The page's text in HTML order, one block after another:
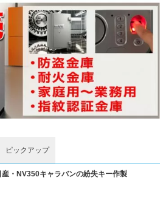
ピックアップ
・NV350キャラバンの紛失キー作製